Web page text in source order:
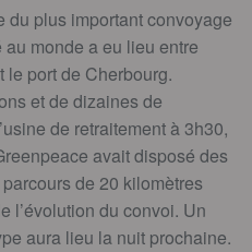
du plus important convoyage
monde a eu lieu entre
le port de Cherbourg.
et de dizaines de
de retraitement à 3h30,
avait disposé des
de 20 kilomètres
l’évolution du convoi. Un
aura lieu la nuit prochaine.